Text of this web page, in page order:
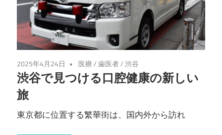
2025年4月24日 医療/歯医者/渋谷
渋谷で見つける口腔健康の新しい
旅
東京都に位置する繁華街は、国内外から訪れ